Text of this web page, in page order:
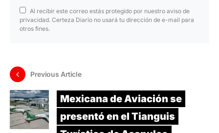
Al recibir este correo estás protegido por nuestro aviso de
privacidad. Certeza Diario no usará tu dirección de e-mail para
otros fines.
Previous Article
Mexicana de Aviación se
presentó en el Tianguis